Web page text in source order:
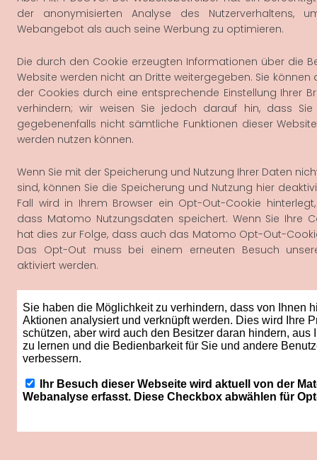
der anonymisierten Analyse des Nutzerverhaltens,
Webangebot als auch seine Werbung zu optimieren.
Die durch den Cookie erzeugten Informationen über die
Website werden nicht an Dritte weitergegeben. Sie können
der Cookies durch eine entsprechende Einstellung Ihrer
verhindern; wir weisen Sie jedoch darauf hin, dass
gegebenenfalls nicht sämtliche Funktionen dieser
werden nutzen können.
Wenn Sie mit der Speicherung und Nutzung Ihrer Daten
sind, können Sie die Speicherung und Nutzung hier
Fall wird in Ihrem Browser ein Opt-Out-Cookie
dass Matomo Nutzungsdaten speichert. Wenn Sie Ihre
hat dies zur Folge, dass auch das Matomo Opt-Out-
Das Opt-Out muss bei einem erneuten Besuch
aktiviert werden.